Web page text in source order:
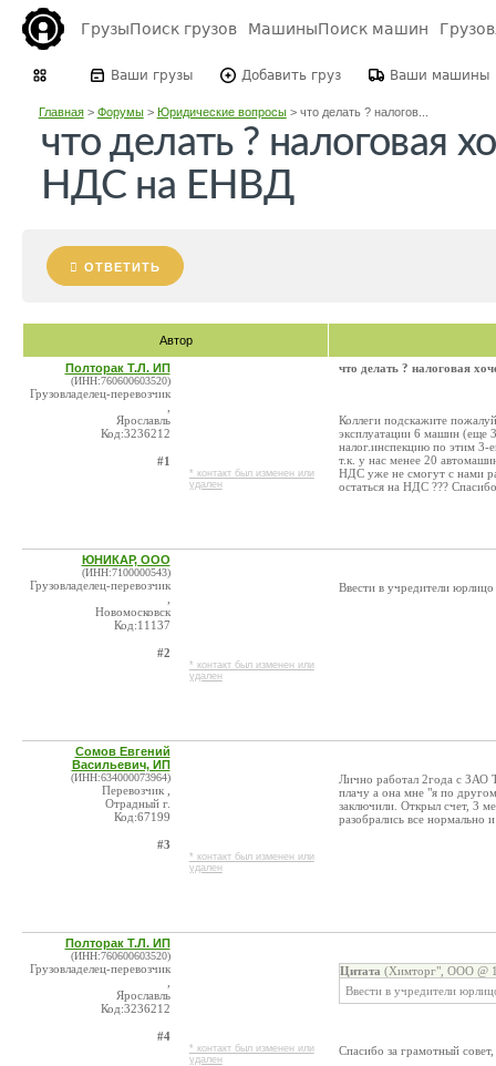
ГрузыПоиск грузов МашиныПоиск машин
Ваши грузы Добавить груз Ваши машины
Главная> Форумы> Юридические вопросы> что делать ? налогов...
что делать ? налоговая
НДС на ЕНВД
ОТВЕТИТЬ
Автор
Полторак Т.Л. ИП
(ИНН:760600603520)
Грузовладелец-перевозчик
Ярославль
Код:3236212
#1
* контакт был изменен или
удален
что делать ? налоговая
Коллеги подскажите
эксплуатации 6 машин (еще
налог.инспекцию по этим
т.к. у нас менее 20
НДС уже не смогут с нами
остаться на НДС ???
ЮНИКАР, ООО
(ИНН:7100000543)
Грузовладелец-перевозчик
Новомосковск
Код:11137
#2
* контакт был изменен или
удален
Ввести в учредители
Сомов Евгений
Васильевич, ИП
(ИНН:634000073964)
Перевозчик ,
Отрадный г.
Код:67199
#3
* контакт был изменен или
удален
Лично работал 2года с ЗАО
плачу а она мне "я по
заключили. Открыл счет, 3
разобрались все нормально
Полторак Т.Л. ИП
(ИНН:760600603520)
Грузовладелец-перевозчик
Ярославль
Код:3236212
#4
* контакт был изменен или
удален
Цитата (Химторг", ООО @
Ввести в учредители
Спасибо за грамотный